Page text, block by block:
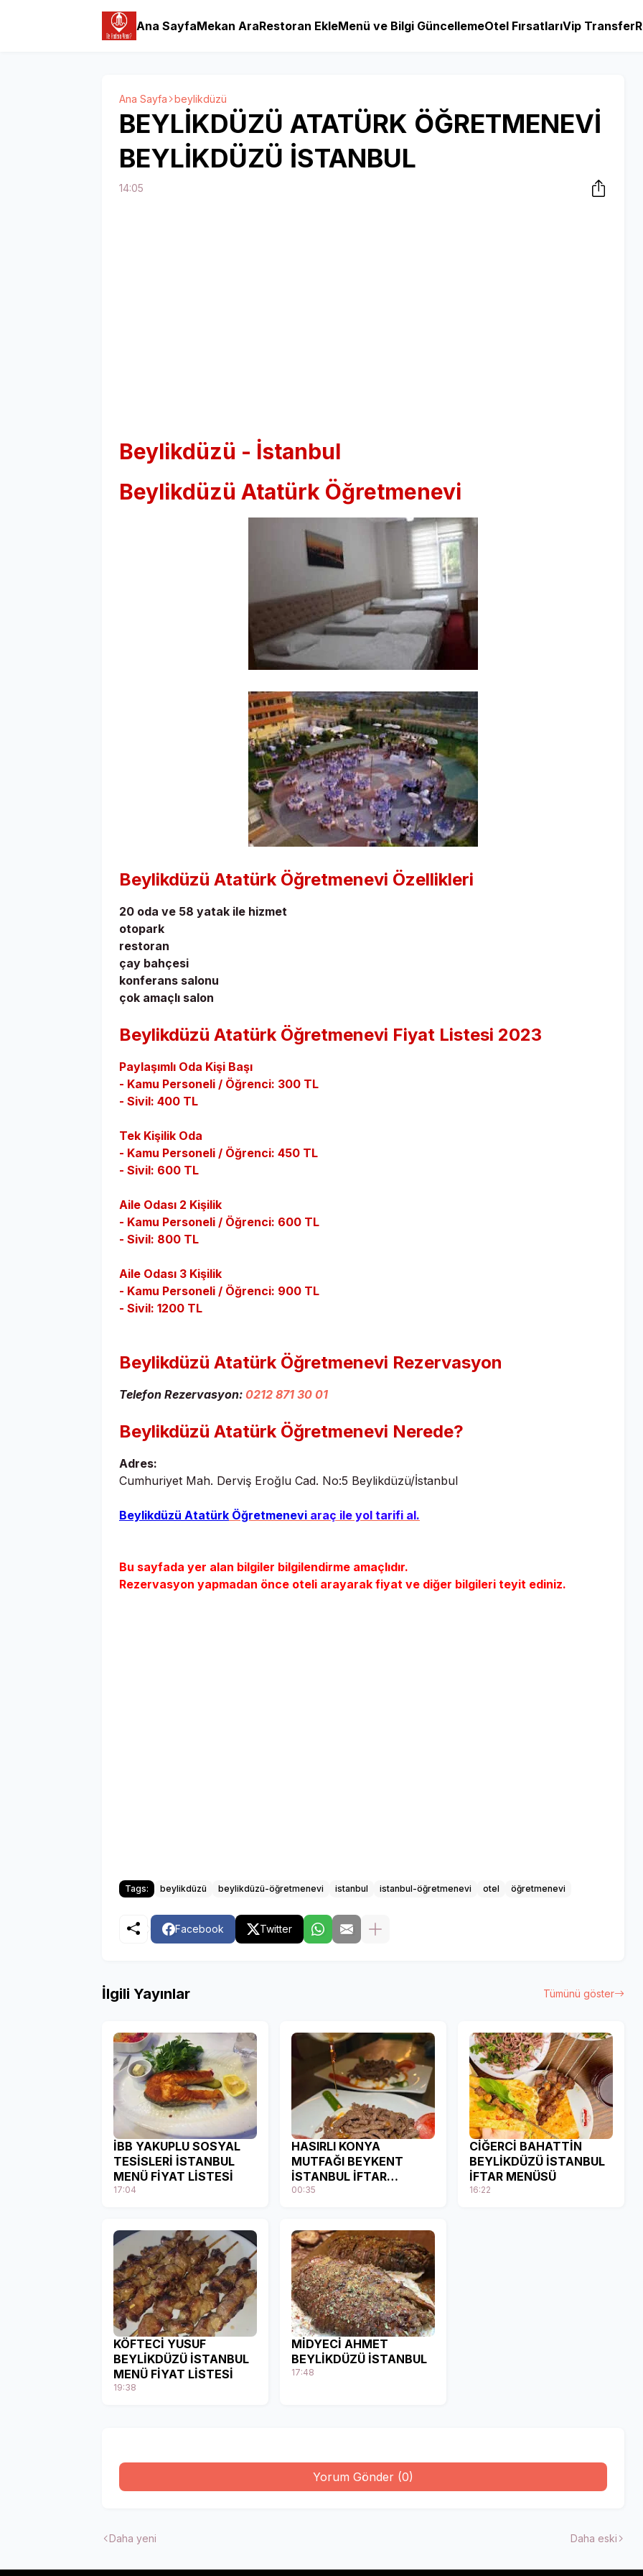
Ana SayfaMekan AraRestoran EkleMenü ve Bilgi GüncellemeOtel FırsatlarıVip Transfer
Ana Sayfa beylikdüzü
BEYLİKDÜZÜ ATATÜRK ÖĞRETMENEVİ
BEYLİKDÜZÜ İSTANBUL
14:05
Beylikdüzü - İstanbul
Beylikdüzü Atatürk Öğretmenevi
Beylikdüzü Atatürk Öğretmenevi Özellikleri
20 oda ve 58 yatak ile hizmet
otopark
restoran
çay bahçesi
konferans salonu
çok amaçlı salon
Beylikdüzü Atatürk Öğretmenevi Fiyat Listesi 2023
Paylaşımlı Oda Kişi Başı
- Kamu Personeli / Öğrenci: 300 TL
- Sivil: 400 TL
Tek Kişilik Oda
- Kamu Personeli / Öğrenci: 450 TL
- Sivil: 600 TL
Aile Odası 2 Kişilik
- Kamu Personeli / Öğrenci: 600 TL
- Sivil: 800 TL
Aile Odası 3 Kişilik
- Kamu Personeli / Öğrenci: 900 TL
- Sivil: 1200 TL
Beylikdüzü Atatürk Öğretmenevi Rezervasyon
Telefon Rezervasyon: 0212 871 30 01
Beylikdüzü Atatürk Öğretmenevi Nerede?
Adres:
Cumhuriyet Mah. Derviş Eroğlu Cad. No:5 Beylikdüzü/İstanbul
Beylikdüzü Atatürk Öğretmenevi araç ile yol tarifi al.
Bu sayfada yer alan bilgiler bilgilendirme amaçlıdır.
Rezervasyon yapmadan önce oteli arayarak fiyat ve diğer bilgileri teyit ediniz.
Tags: beylikdüzü beylikdüzü-öğretmenevi istanbul istanbul-öğretmenevi otel öğretmenevi
Facebook Twitter
İlgili Yayınlar Tümünü göster
İBB YAKUPLU SOSYAL
TESİSLERİ İSTANBUL
MENÜ FİYAT LİSTESİ
17:04
HASIRLI KONYA
MUTFAĞI BEYKENT
İSTANBUL İFTAR
MENÜSÜ
00:35
CİĞERCİ BAHATTİN
BEYLİKDÜZÜ İSTANBUL
İFTAR MENÜSÜ
16:22
KÖFTECİ YUSUF
BEYLİKDÜZÜ İSTANBUL
MENÜ FİYAT LİSTESİ
19:38
MİDYECİ AHMET
BEYLİKDÜZÜ İSTANBUL
17:48
Yorum Gönder (0)
Daha yeni Daha eski